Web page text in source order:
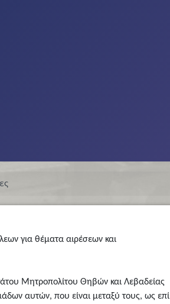
για θέματα αιρέσεων και
Μητροπολίτου Θηβών και Λεβαδείας
αυτών, που είναι μεταξύ τους, ως επί